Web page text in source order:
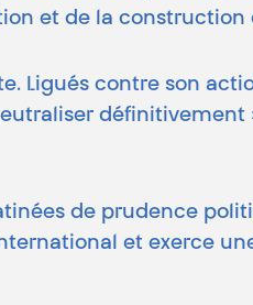
et de la construction
Ligués contre son
de prudence
et exerce